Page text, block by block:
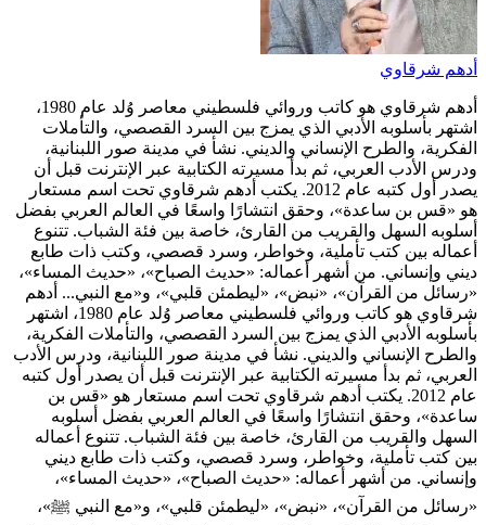
أدهم شرقاوي
أدهم شرقاوي هو كاتب وروائي فلسطيني معاصر وُلد عام 1980،
اشتهر بأسلوبه الأدبي الذي يمزج بين السرد القصصي، والتأملات
الفكرية، والطرح الإنساني والديني. نشأ في مدينة صور اللبنانية،
ودرس الأدب العربي، ثم بدأ مسيرته الكتابية عبر الإنترنت قبل أن
يصدر أول كتبه عام 2012. يكتب أدهم شرقاوي تحت اسم مستعار
هو «قس بن ساعدة»، وحقق انتشارًا واسعًا في العالم العربي بفضل
أسلوبه السهل والقريب من القارئ، خاصة بين فئة الشباب. تتنوع
أعماله بين كتب تأملية، وخواطر، وسرد قصصي، وكتب ذات طابع
ديني وإنساني. من أشهر أعماله: «حديث الصباح»، «حديث المساء»،
«رسائل من القرآن»، «نبض»، «ليطمئن قلبي»، و«مع النبي... أدهم
شرقاوي هو كاتب وروائي فلسطيني معاصر وُلد عام 1980، اشتهر
بأسلوبه الأدبي الذي يمزج بين السرد القصصي، والتأملات الفكرية،
والطرح الإنساني والديني. نشأ في مدينة صور اللبنانية، ودرس الأدب
العربي، ثم بدأ مسيرته الكتابية عبر الإنترنت قبل أن يصدر أول كتبه
عام 2012. يكتب أدهم شرقاوي تحت اسم مستعار هو «قس بن
ساعدة»، وحقق انتشارًا واسعًا في العالم العربي بفضل أسلوبه
السهل والقريب من القارئ، خاصة بين فئة الشباب. تتنوع أعماله
بين كتب تأملية، وخواطر، وسرد قصصي، وكتب ذات طابع ديني
وإنساني. من أشهر أعماله: «حديث الصباح»، «حديث المساء»،
«رسائل من القرآن»، «نبض»، «ليطمئن قلبي»، و«مع النبي ﷺ»،